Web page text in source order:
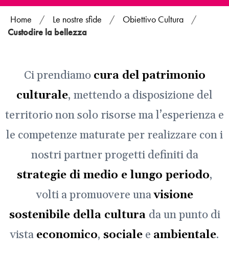
Home / Le nostre sfide / Obiettivo Cultura
/
Custodire la bellezza
Ci prendiamo cura del patrimonio
culturale, mettendo a disposizione del
territorio non solo risorse ma l’esperienza e
le competenze maturate per realizzare con i
nostri partner progetti definiti da
strategie di medio e lungo periodo,
volti a promuovere unavisione
sostenibile della cultura da un punto di
vista economico, sociale e ambientale.